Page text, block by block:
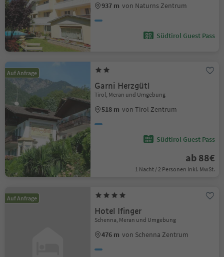
937 m von Naturns Zentrum
Südtirol Guest Pass
Auf Anfrage
Garni Herzgütl
Tirol, Meran und Umgebung
518 m von Tirol Zentrum
Südtirol Guest Pass
ab 88€
1 Nacht / 2 Personen Inkl. MwSt.
Auf Anfrage
Hotel Ifinger
Schenna, Meran und Umgebung
476 m von Schenna Zentrum